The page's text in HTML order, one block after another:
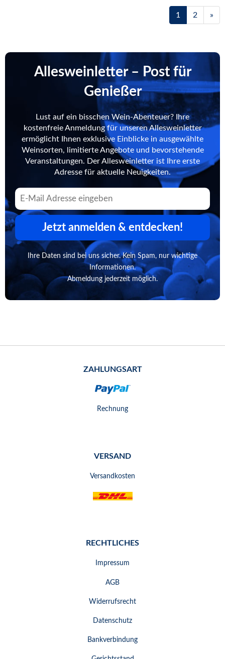
1 2 »
Allesweinletter – Post für
Genießer
Lust auf ein bisschen Wein-Abenteuer? Ihre
kostenfreie Anmeldung für unseren Allesweinletter
ermöglicht Ihnen exklusive Einblicke in ausgewählte
Weinsorten, limitierte Angebote und bevorstehende
Veranstaltungen. Der Allesweinletter ist Ihre erste
Adresse für aktuelle Neuigkeiten.
Jetzt anmelden & entdecken!
Ihre Daten sind bei uns sicher. Kein Spam, nur wichtige
Informationen.
Abmeldung jederzeit möglich.
ZAHLUNGSART
Rechnung
VERSAND
Versandkosten
RECHTLICHES
Impressum
AGB
Widerrufsrecht
Datenschutz
Bankverbindung